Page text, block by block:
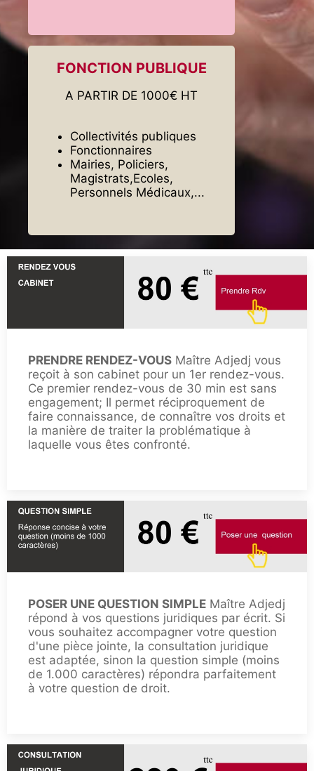
FONCTION PUBLIQUE
A PARTIR DE 1000€ HT
Collectivités publiques
Fonctionnaires
Mairies, Policiers,
Magistrats,Ecoles,
Personnels Médicaux,...
PRENDRE RENDEZ-VOUS Maître Adjedj vous
reçoit à son cabinet pour un 1er rendez-vous.
Ce premier rendez-vous de 30 min est sans
engagement; Il permet réciproquement de
faire connaissance, de connaître vos droits et
la manière de traiter la problématique à
laquelle vous êtes confronté.
POSER UNE QUESTION SIMPLE Maître Adjedj
répond à vos questions juridiques par écrit. Si
vous souhaitez accompagner votre question
d'une pièce jointe, la consultation juridique
est adaptée, sinon la question simple (moins
de 1.000 caractères) répondra parfaitement
à votre question de droit.